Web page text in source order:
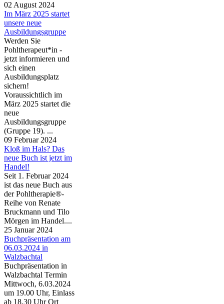
02 August 2024
Im März 2025 startet
unsere neue
Ausbildungsgruppe
Werden Sie
Pohltherapeut*in -
jetzt informieren und
sich einen
Ausbildungsplatz
sichern!
Voraussichtlich im
März 2025 startet die
neue
Ausbildungsgruppe
(Gruppe 19). ...
09 Februar 2024
Kloß im Hals? Das
neue Buch ist jetzt im
Handel!
Seit 1. Februar 2024
ist das neue Buch aus
der Pohltherapie®-
Reihe von Renate
Bruckmann und Tilo
Mörgen im Handel....
25 Januar 2024
Buchpräsentation am
06.03.2024 in
Walzbachtal
Buchpräsentation in
Walzbachtal Termin
Mittwoch, 6.03.2024
um 19.00 Uhr, Einlass
ab 18.30 Uhr Ort